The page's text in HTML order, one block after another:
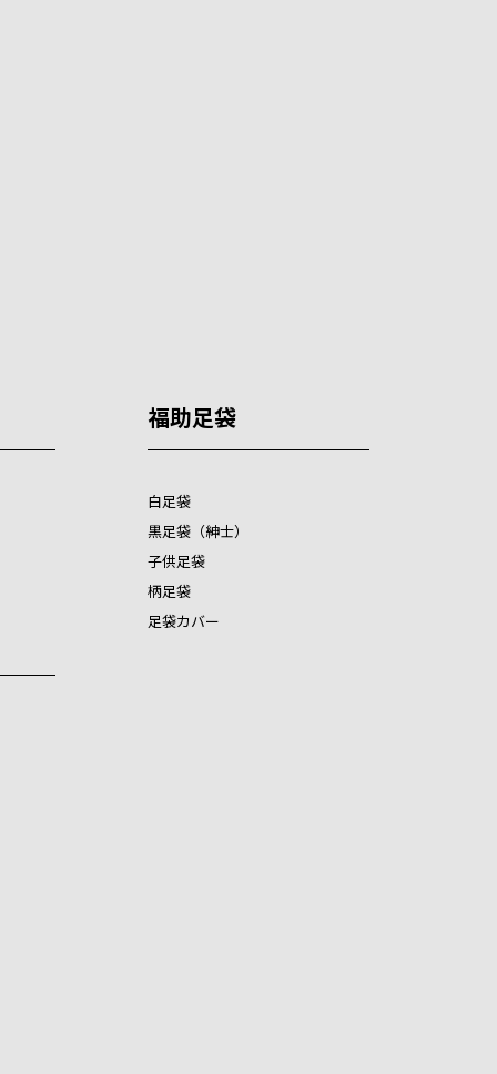
福助足袋
白足袋
黒足袋（紳士）
子供足袋
柄足袋
足袋カバー